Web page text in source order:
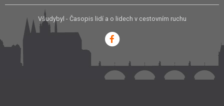
Všudybyl - Časopis lidí a o lidech v cestovním ruchu